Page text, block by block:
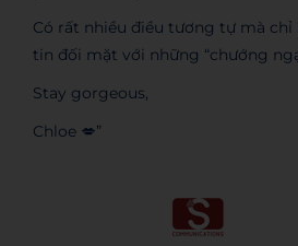
Có rất nhiều điều tương tự mà
tin đối mặt với những “chướng
Stay gorgeous,
Chloe 💋”